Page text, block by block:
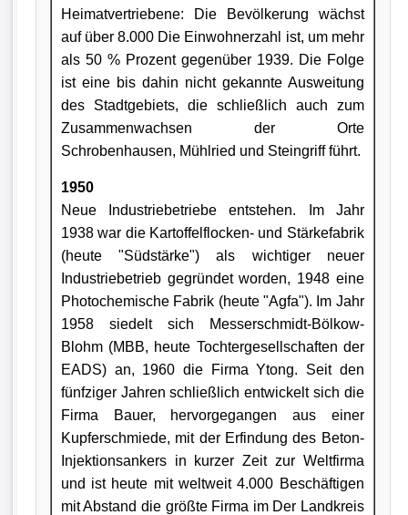
Heimatvertriebene: Die Bevölkerung wächst
auf über 8.000 Die Einwohnerzahl ist, um mehr
als 50 % Prozent gegenüber 1939. Die Folge
ist eine bis dahin nicht gekannte Ausweitung
des Stadtgebiets, die schließlich auch zum
Zusammenwachsen der Orte
Schrobenhausen, Mühlried und Steingriff führt.
1950
Neue Industriebetriebe entstehen. Im Jahr
1938 war die Kartoffelflocken- und Stärkefabrik
(heute "Südstärke") als wichtiger neuer
Industriebetrieb gegründet worden, 1948 eine
Photochemische Fabrik (heute "Agfa"). Im Jahr
1958 siedelt sich Messerschmidt-Bölkow-
Blohm (MBB, heute Tochtergesellschaften der
EADS) an, 1960 die Firma Ytong. Seit den
fünfziger Jahren schließlich entwickelt sich die
Firma Bauer, hervorgegangen aus einer
Kupferschmiede, mit der Erfindung des Beton-
Injektionsankers in kurzer Zeit zur Weltfirma
und ist heute mit weltweit 4.000 Beschäftigen
mit Abstand die größte Firma im Der Landkreis